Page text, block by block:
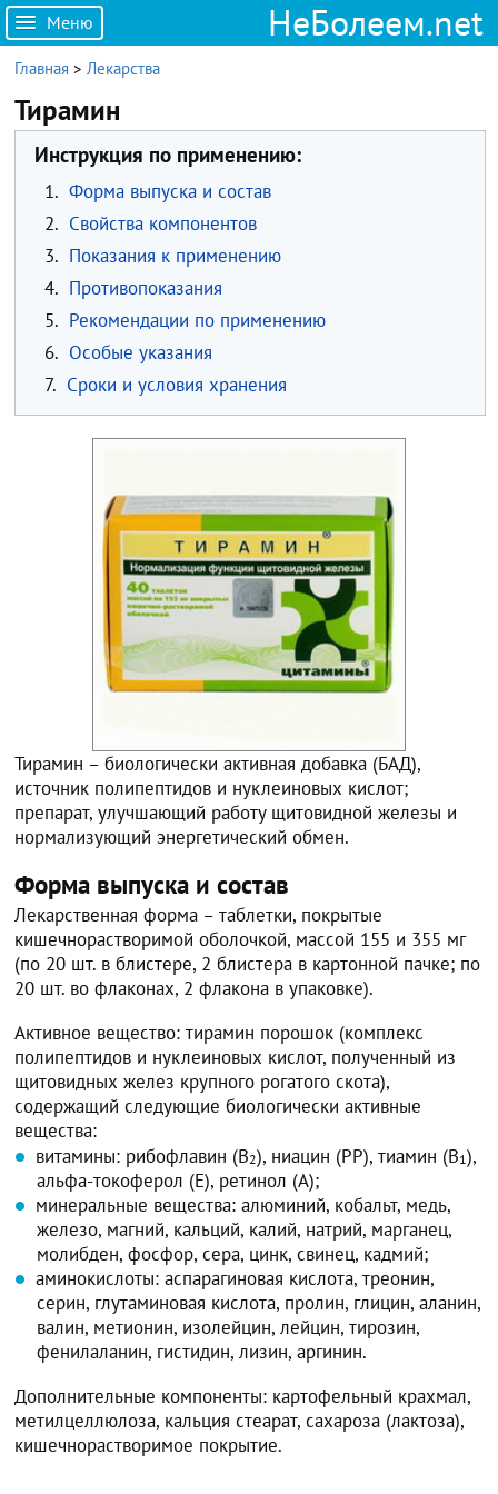
Меню НеБолеем.net
Главная >Лекарства
Тирамин
Инструкция по применению:
1. Форма выпуска и состав
2. Свойства компонентов
3. Показания к применению
4. Противопоказания
5. Рекомендации по применению
6. Особые указания
7. Сроки и условия хранения
Тирамин – биологически активная добавка (БАД),
источник полипептидов и нуклеиновых кислот;
препарат, улучшающий работу щитовидной железы и
нормализующий энергетический обмен.
Форма выпуска и состав
Лекарственная форма – таблетки, покрытые
кишечнорастворимой оболочкой, массой 155 и 355 мг
(по 20 шт. в блистере, 2 блистера в картонной пачке; по
20 шт. во флаконах, 2 флакона в упаковке).
Активное вещество: тирамин порошок (комплекс
полипептидов и нуклеиновых кислот, полученный из
щитовидных желез крупного рогатого скота),
содержащий следующие биологически активные
вещества:
витамины: рибофлавин (В2), ниацин (РР), тиамин (B1 ),
альфа-токоферол (E), ретинол (А);
минеральные вещества: алюминий, кобальт, медь,
железо, магний, кальций, калий, натрий, марганец,
молибден, фосфор, сера, цинк, свинец, кадмий;
аминокислоты: аспарагиновая кислота, треонин,
серин, глутаминовая кислота, пролин, глицин, аланин,
валин, метионин, изолейцин, лейцин, тирозин,
фенилаланин, гистидин, лизин, аргинин.
Дополнительные компоненты: картофельный крахмал,
метилцеллюлоза, кальция стеарат, сахароза (лактоза),
кишечнорастворимое покрытие.